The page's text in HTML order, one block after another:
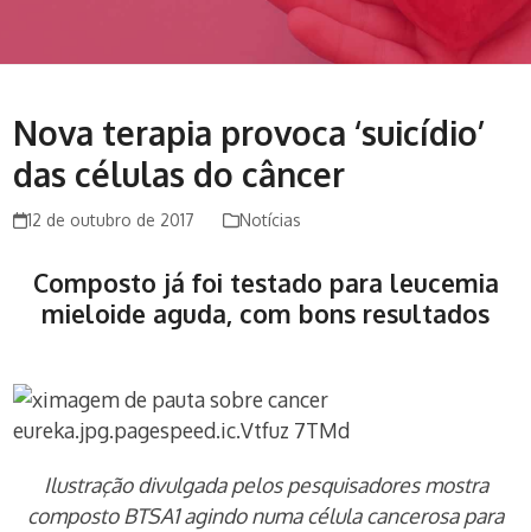
Nova terapia provoca ‘suicídio’
das células do câncer
12 de outubro de 2017 Notícias
Composto já foi testado para leucemia
mieloide aguda, com bons resultados
Ilustração divulgada pelos pesquisadores mostra
composto BTSA1 agindo numa célula cancerosa para